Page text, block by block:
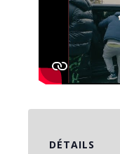
DÉTAILS